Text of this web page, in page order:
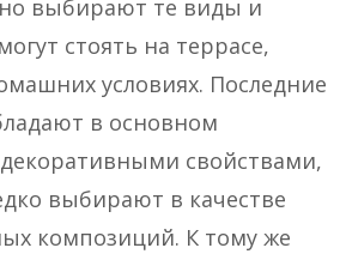
выбирают те виды и
стоять на террасе,
условиях. Последние
в основном
свойствами,
выбирают в качестве
композиций. К тому же